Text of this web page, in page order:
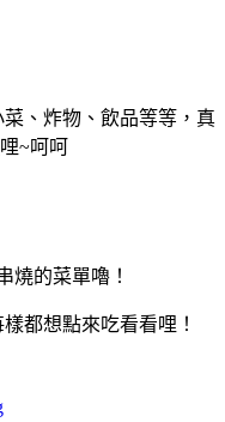
、炸物、飲品等等，真
~呵呵
燒的菜單嚕！
都想點來吃看看哩！